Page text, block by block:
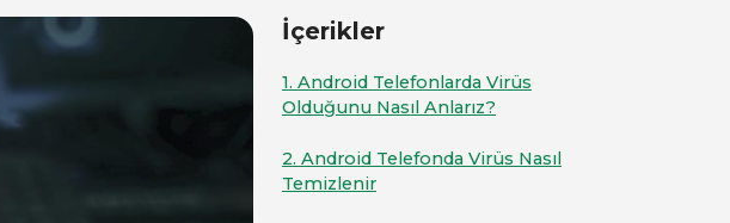
İçerikler
1. Android Telefonlarda Virüs
Olduğunu Nasıl Anlarız?
2. Android Telefonda Virüs Nasıl
Temizlenir